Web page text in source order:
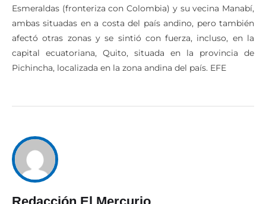
Esmeraldas (fronteriza con Colombia) y su vecina Manabí,
ambas situadas en a costa del país andino, pero también
afectó otras zonas y se sintió con fuerza, incluso, en la
capital ecuatoriana, Quito, situada en la provincia de
Pichincha, localizada en la zona andina del país. EFE